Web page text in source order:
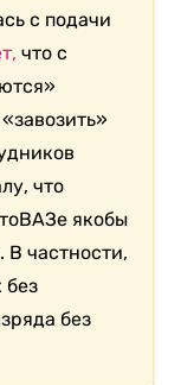
с подачи
что с
что
якобы
В частности,
без
без